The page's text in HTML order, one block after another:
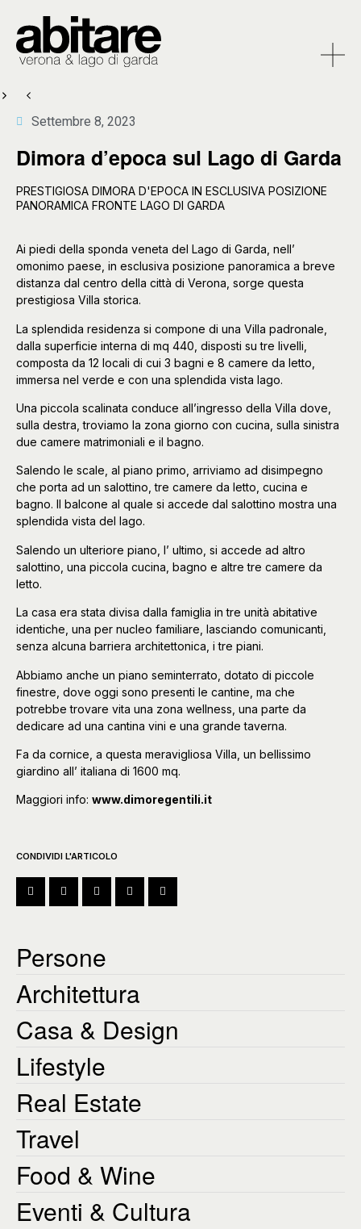
Settembre 8, 2023
Dimora d’epoca sul Lago di Garda
PRESTIGIOSA DIMORA D'EPOCA IN ESCLUSIVA POSIZIONE
PANORAMICA FRONTE LAGO DI GARDA
Ai piedi della sponda veneta del Lago di Garda, nell’
omonimo paese, in esclusiva posizione panoramica a breve
distanza dal centro della città di Verona, sorge questa
prestigiosa Villa storica.
La splendida residenza si compone di una Villa padronale,
dalla superficie interna di mq 440, disposti su tre livelli,
composta da 12 locali di cui 3 bagni e 8 camere da letto,
immersa nel verde e con una splendida vista lago.
Una piccola scalinata conduce all’ingresso della Villa dove,
sulla destra, troviamo la zona giorno con cucina, sulla sinistra
due camere matrimoniali e il bagno.
Salendo le scale, al piano primo, arriviamo ad disimpegno
che porta ad un salottino, tre camere da letto, cucina e
bagno. Il balcone al quale si accede dal salottino mostra una
splendida vista del lago.
Salendo un ulteriore piano, l’ ultimo, si accede ad altro
salottino, una piccola cucina, bagno e altre tre camere da
letto.
La casa era stata divisa dalla famiglia in tre unità abitative
identiche, una per nucleo familiare, lasciando comunicanti,
senza alcuna barriera architettonica, i tre piani.
Abbiamo anche un piano seminterrato, dotato di piccole
finestre, dove oggi sono presenti le cantine, ma che
potrebbe trovare vita una zona wellness, una parte da
dedicare ad una cantina vini e una grande taverna.
Fa da cornice, a questa meravigliosa Villa, un bellissimo
giardino all’ italiana di 1600 mq.
Maggiori info: www.dimoregentili.it
CONDIVIDI L'ARTICOLO
Persone
Architettura
Casa & Design
Lifestyle
Real Estate
Travel
Food & Wine
Eventi & Cultura